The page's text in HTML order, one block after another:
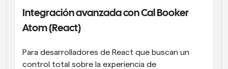
Integración avanzada con Cal Booker
Atom (React)
Para desarrolladores de React que buscan un
control total sobre la experiencia de